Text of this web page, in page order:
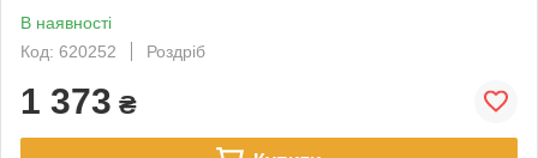
В наявності
Код: 620252
Роздріб
1 373 ₴